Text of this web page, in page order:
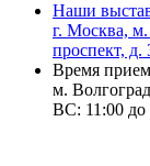
Наши
г. Москва, м.
проспект,
Время
м.
ВС: 11:00 до